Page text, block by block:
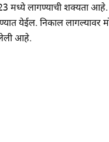
मध्ये लागण्याची शक्यता
येईल. निकाल लागल्यावर
आहे.